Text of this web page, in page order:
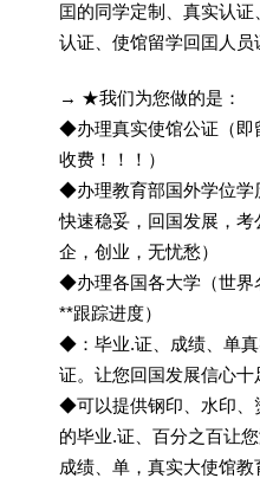
囯的同学定制、真实认
认证、使馆留学回囯人员
→ ★我们为您做的是：
◆办理真实使馆公证（即
收费！！！）
◆办理教育部国外学位学
快速稳妥，回国发展，
企，创业，无忧愁）
◆办理各国各大学（世界
**跟踪进度）
◆：毕业.证、成绩、单
证。让您回国发展信心十
◆可以提供钢印、水印、
的毕业.证、百分之百让
成绩、单，真实大使馆教